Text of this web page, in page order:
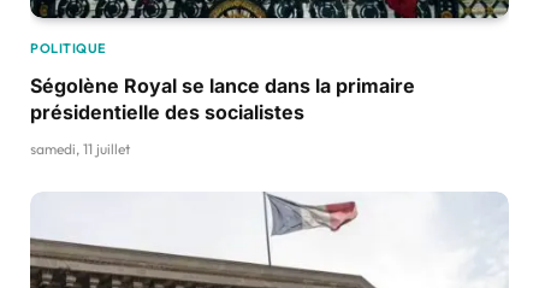
POLITIQUE
Ségolène Royal se lance dans la primaire
présidentielle des socialistes
samedi, 11 juillet